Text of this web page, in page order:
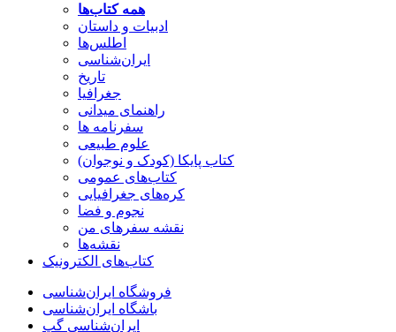
همه کتاب‌ها
ادبیات و داستان
اطلس‌ها
ایران‌شناسی
تاریخ
جغرافیا
راهنمای میدانی
سفرنامه‌ ها
علوم طبیعی
کتاب‌ پایکا (کودک و نوجوان)
کتاب‌های عمومی
کره‌های جغرافیایی
نجوم و فضا
نقشه سفرهای من
نقشه‌ها
کتاب‌های الکترونیک
فروشگاه ایران‌شناسی
باشگاه ایران‌شناسی
ایران‌شناسی گپ